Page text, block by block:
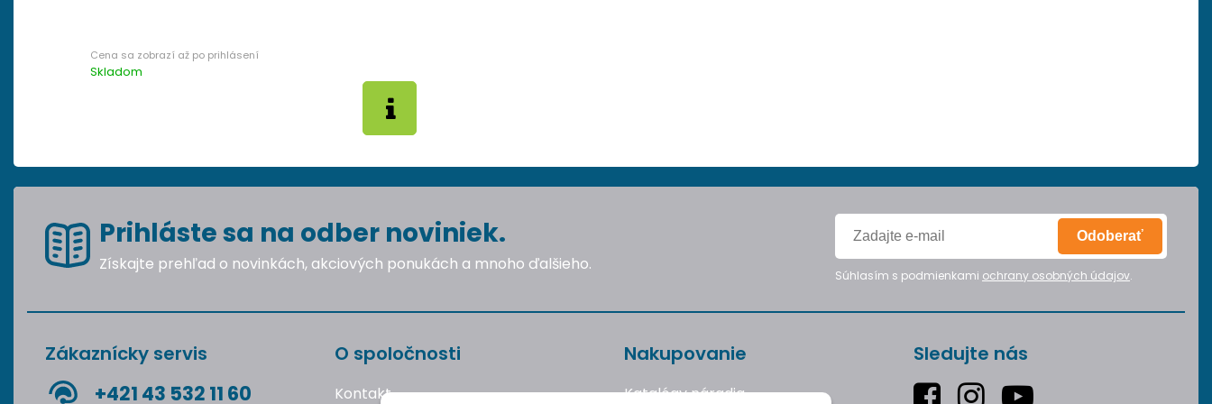
Skladom
Prihláste sa na odber noviniek.
Získajte prehľad o novinkách, akciových ponukách a mnoho ďalšieho.
Odoberať
Súhlasím s podmienkami ochrany osobných údajov.
Zákaznícky servis
+421 43 532 11 60
O spoločnosti
Kontakt
Nakupovanie
Katalógy náradia
Sledujte nás